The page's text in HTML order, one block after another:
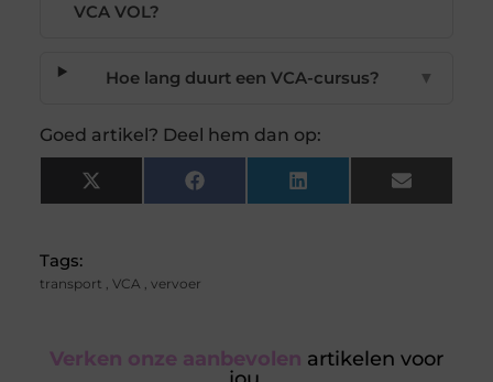
VCA VOL?
Hoe lang duurt een VCA-cursus? ▼
Goed artikel? Deel hem dan op:
X
(Twitter)
Facebook LinkedIn Email
Tags:
transport , VCA , vervoer
Verken onze aanbevolen artikelen voor